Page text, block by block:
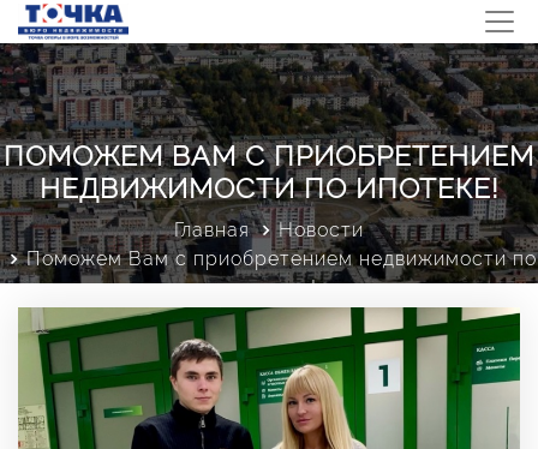
ПОМОЖЕМ ВАМ С ПРИОБРЕТЕНИЕМ
НЕДВИЖИМОСТИ ПО ИПОТЕКЕ!
Главная
Новости
Поможем Вам с приобретением недвижимости по
ипотеке!